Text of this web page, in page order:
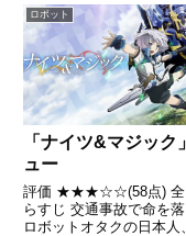
のは欠けたこころ。太陽
星が出会うとき、新たな
べが流れる引用-
ロボット
「ナイツ&マジック
ュー
評価 ★★★☆☆(58点) 全
らすじ 交通事故で命を
ロボットオタクの日本人